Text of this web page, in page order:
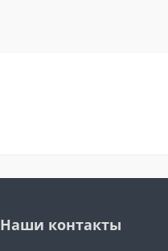
Наши контакты